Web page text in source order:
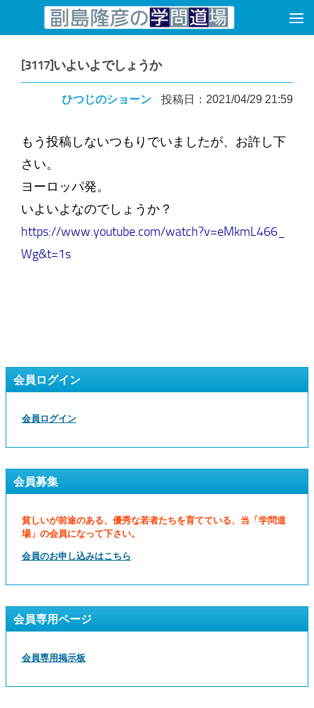
コンテンツへスキップ
[3117]いよいよでしょうか
ひつじのショーン 投稿日：2021/04/29 21:59
もう投稿しないつもりでいましたが、お許し下
さい。
ヨーロッパ発。
いよいよなのでしょうか？
https://www.youtube.com/watch?v=eMkmL466_
Wg&t=1s
会員ログイン
会員ログイン
会員募集
貧しいが前途のある、優秀な若者たちを育てている、当「学問道
場」の会員になって下さい。
会員のお申し込みはこちら
会員専用ページ
会員専用掲示板